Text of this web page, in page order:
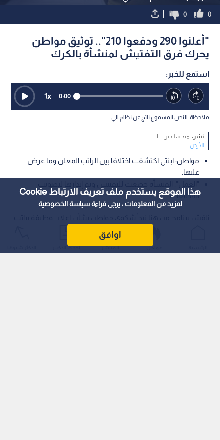
هذا الموقع يستخدم ملف تعريف الارتباط Cookie
لمزيد من المعلومات ، يرجى قراءةسياسة الخصوصية
اوافق
0
0
"أعلنوا 290 ودفعوا 210".. توثيق مواطن
يحرك فرق التفتيش لمنشأة بالكرك
استمع للخبر:
0:00
1x
ملاحظة: النص المسموع ناتج عن نظام آلي
نشر : منذ ساعتين
|
الأردن
مواطن: ابنتي اكتشفت اختلافا بين الراتب المعلن وما عرض
عليها.
المخالفات.
العمل والراتب والتسجيل في الضمان الاجتماعي، فيما أوضحت وزارة
العمل إجراءاتها في التعامل مع الشكاوى والتفتيش على المنشآت.
عواجل المباشر أحدث الأخبار